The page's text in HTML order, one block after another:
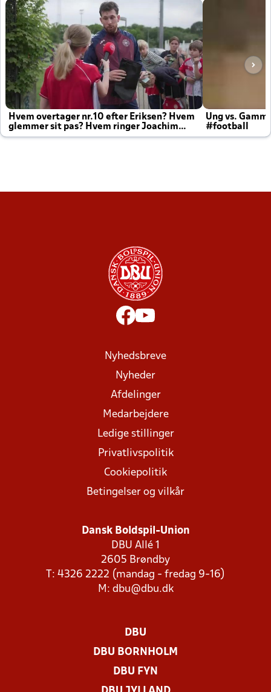
Hvem overtager nr.10 efter Eriksen? Hvem
glemmer sit pas? Hvem ringer Joachim
altid til efter kampe?
Ung vs.
#football
Nyhedsbreve
Nyheder
Afdelinger
Medarbejdere
Ledige stillinger
Privatlivspolitik
Cookiepolitik
Betingelser og vilkår
Dansk Boldspil-Union
DBU Allé 1
2605 Brøndby
T: 4326 2222 (mandag - fredag 9-16)
M: dbu@dbu.dk
DBU
DBU BORNHOLM
DBU FYN